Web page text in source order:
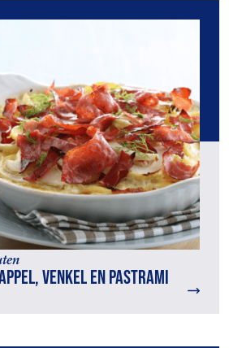
venkel en pastrami